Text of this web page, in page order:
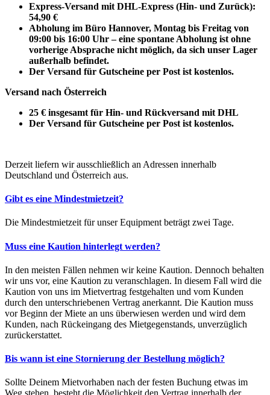
Express-Versand mit DHL-Express (Hin- und Zurück):
54,90 €
Abholung im Büro Hannover, Montag bis Freitag von
09:00 bis 16:00 Uhr – eine spontane Abholung ist ohne
vorherige Absprache nicht möglich, da sich unser Lager
außerhalb befindet.
Der Versand für Gutscheine per Post ist kostenlos.
Versand nach Österreich
25 € insgesamt für Hin- und Rückversand mit DHL
Der Versand für Gutscheine per Post ist kostenlos.
Derzeit liefern wir ausschließlich an Adressen innerhalb
Deutschland und Österreich aus.
Gibt es eine Mindestmietzeit?
Die Mindestmietzeit für unser Equipment beträgt zwei Tage.
Muss eine Kaution hinterlegt werden?
In den meisten Fällen nehmen wir keine Kaution. Dennoch behalten
wir uns vor, eine Kaution zu veranschlagen. In diesem Fall wird die
Kaution von uns im Mietvertrag festgehalten und vom Kunden
durch den unterschriebenen Vertrag anerkannt. Die Kaution muss
vor Beginn der Miete an uns überwiesen werden und wird dem
Kunden, nach Rückeingang des Mietgegenstands, unverzüglich
zurückerstattet.
Bis wann ist eine Stornierung der Bestellung möglich?
Sollte Deinem Mietvorhaben nach der festen Buchung etwas im